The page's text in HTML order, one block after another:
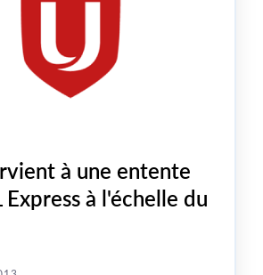
à une entente
à l'échelle du